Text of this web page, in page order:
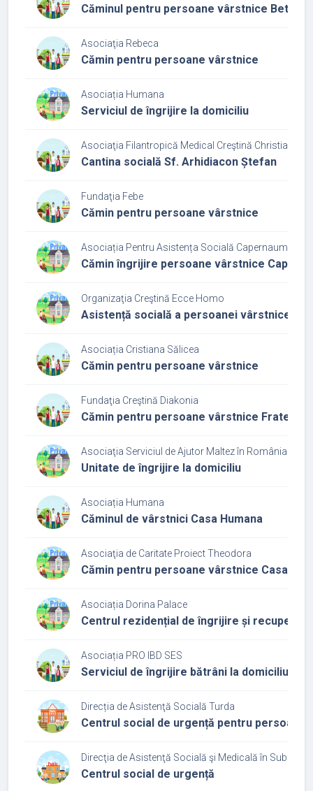
Căminul pentru persoane vârstnice
Asociaţia Rebeca
Cămin pentru persoane vârstnice
Asociația Humana
Serviciul de îngrijire la domiciliu
Asociaţia Filantropică Medical Creştină Christiana -
Cantina socială Sf. Arhidiacon Ștefan
Fundaţia Febe
Cămin pentru persoane vârstnice
Asociația Pentru Asistența Socială Capernaum
Cămin îngrijire persoane vârstnice
Organizaţia Creştină Ecce Homo
Asistență socială a persoanei vârstnice -
Asociația Cristiana Sălicea
Cămin pentru persoane vârstnice
Fundaţia Creştină Diakonia
Cămin pentru persoane vârstnice Fratele
Asociaţia Serviciul de Ajutor Maltez în România
Unitate de îngrijire la domiciliu
Asociația Humana
Căminul de vârstnici Casa Humana
Asociaţia de Caritate Proiect Theodora
Cămin pentru persoane vârstnice Casa
Asociația Dorina Palace
Centrul rezidențial de îngrijire și
Asociația PRO IBD SES
Serviciul de îngrijire bătrâni la domiciliu Vad
Direcția de Asistenţă Socială Turda
Centrul social de urgență pentru persoane
Direcţia de Asistenţă Socială şi Medicală în
Centrul social de urgență